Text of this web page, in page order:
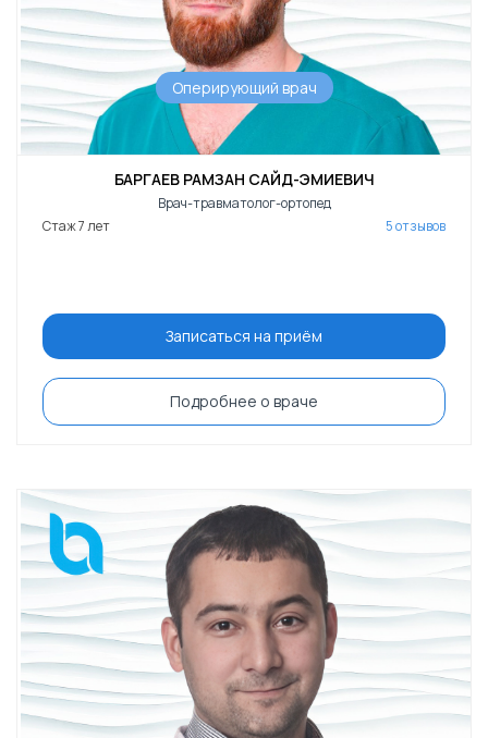
Оперирующий врач
БАРГАЕВ РАМЗАН САЙД-ЭМИЕВИЧ
Врач-травматолог-ортопед
Стаж 7 лет
5 отзывов
Записаться на приём
Подробнее о враче